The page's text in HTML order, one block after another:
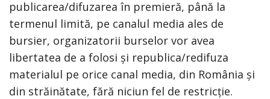
publicarea/difuzarea în premieră, până la
termenul limită, pe canalul media ales de
bursier, organizatorii burselor vor avea
libertatea de a folosi și republica/redifuza
materialul pe orice canal media, din România și
din străinătate, fără niciun fel de restricție.